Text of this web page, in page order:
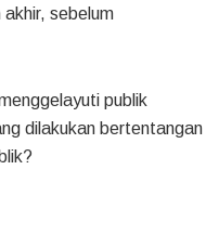
sebelum
publik
dilakukan bertentangan